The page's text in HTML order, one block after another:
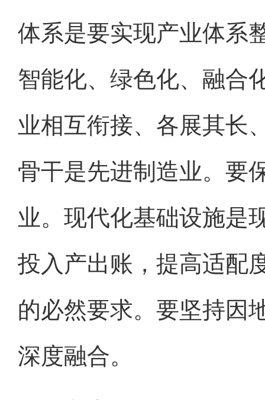
体系是要实现产业体系
智能化、绿色化、融合
业相互衔接、各展其长
骨干是先进制造业。要
业。现代化基础设施是
投入产出账，提高适配
的必然要求。要坚持因
深度融合。